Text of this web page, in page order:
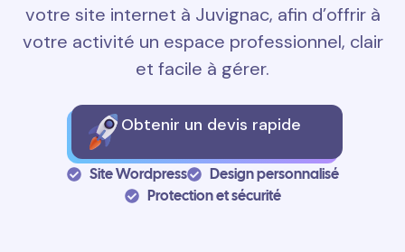
votre site internet à Juvignac, afin d’offrir à
votre activité un espace professionnel, clair
et facile à gérer.
Obtenir un devis rapide
Site Wordpress
Design personnalisé
Protection et sécurité